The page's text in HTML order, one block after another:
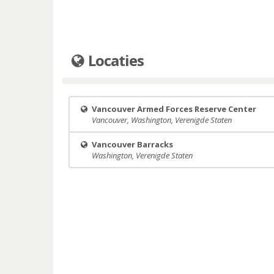
Locaties
Vancouver Armed Forces Reserve Center
Vancouver, Washington, Verenigde Staten
Vancouver Barracks
Washington, Verenigde Staten